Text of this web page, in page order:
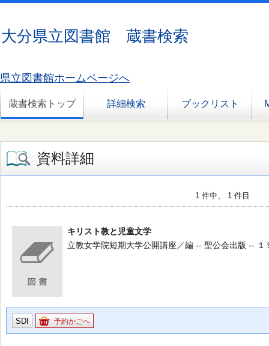
大分県立図書館 蔵書検索
県立図書館ホームページへ
蔵書検索トップ 詳細検索 ブックリスト
資料詳細
1 件中、 1 件目
キリスト教と児童文学
立教女学院短期大学公開講座／編 -- 聖公会出版 -- １
SDI 予約かごへ